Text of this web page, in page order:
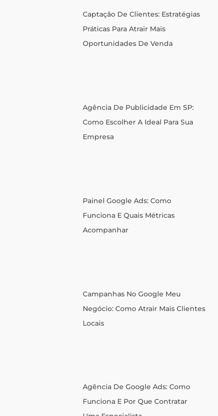
Captação De Clientes: Estratégias
Práticas Para Atrair Mais
Oportunidades De Venda
Agência De Publicidade Em SP:
Como Escolher A Ideal Para Sua
Empresa
Painel Google Ads: Como
Funciona E Quais Métricas
Acompanhar
Campanhas No Google Meu
Negócio: Como Atrair Mais Clientes
Locais
Agência De Google Ads: Como
Funciona E Por Que Contratar